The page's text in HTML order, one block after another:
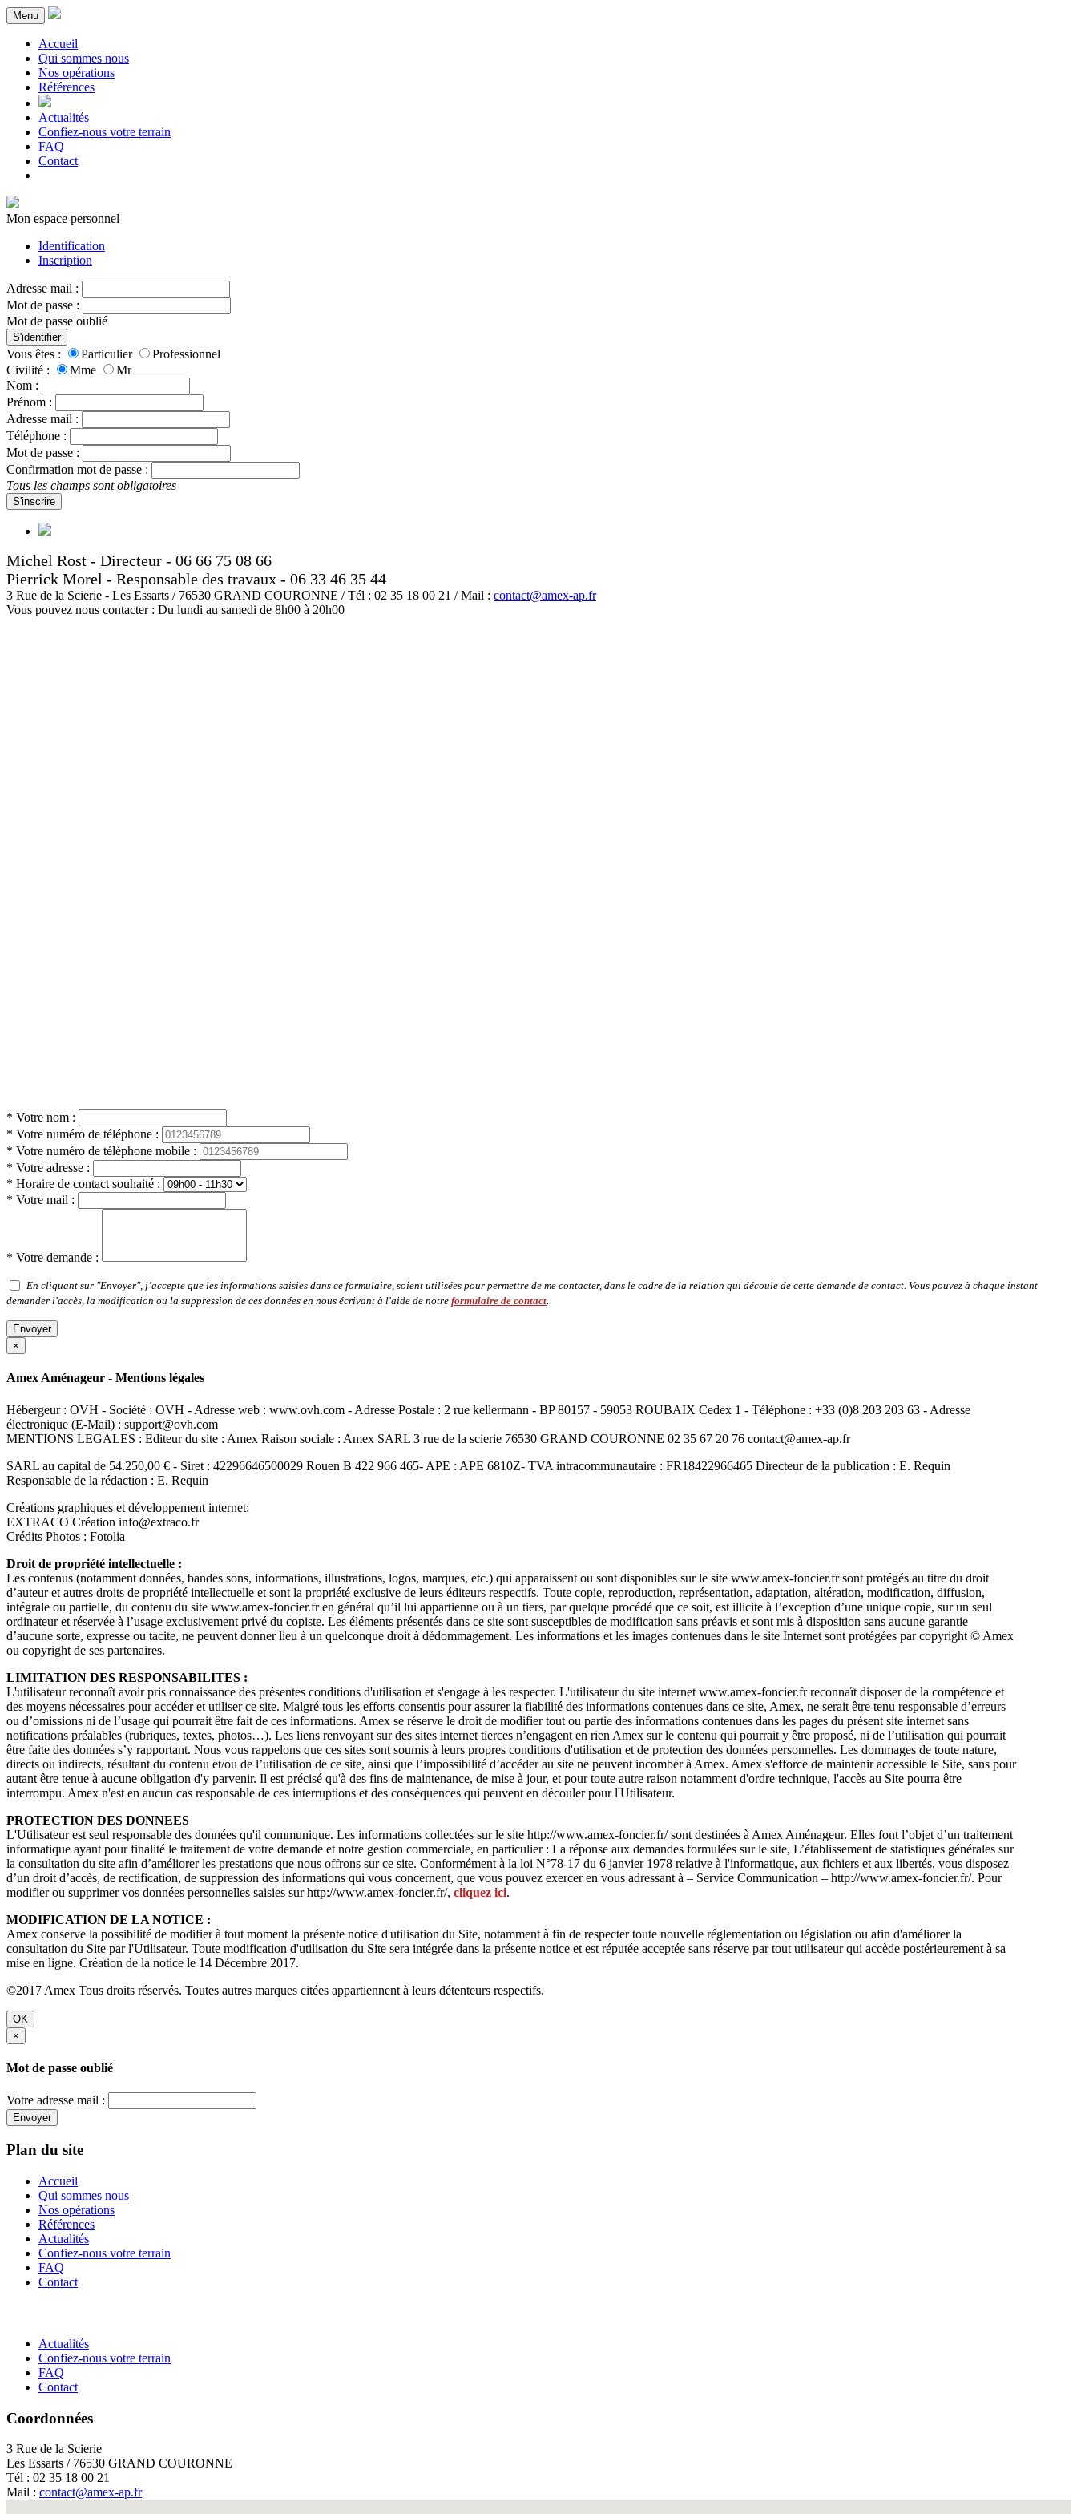
Menu
Accueil
Qui sommes nous
Nos opérations
Références
Actualités
Confiez-nous votre terrain
FAQ
Contact
Mon espace personnel
Identification
Inscription
Adresse mail :
Mot de passe :
Mot de passe oublié
S'identifier
Vous êtes : Particulier
Professionnel
Civilité :
Mme
Mr
Nom :
Prénom :
Adresse mail :
Téléphone :
Mot de passe :
Confirmation mot de passe :
Tous les champs sont obligatoires
S'inscrire
Michel Rost - Directeur - 06 66 75 08 66
Pierrick Morel - Responsable des travaux - 06 33 46 35 44
3 Rue de la Scierie - Les Essarts / 76530 GRAND COURONNE / Tél : 02 35 18 00 21 / Mail : contact@amex-ap.fr
Vous pouvez nous contacter : Du lundi au samedi de 8h00 à 20h00
* Votre nom :
* Votre numéro de téléphone :
* Votre numéro de téléphone mobile :
* Votre adresse :
* Horaire de contact souhaité :
* Votre mail :
* Votre demande :
En cliquant sur "Envoyer", j’accepte que les informations saisies dans ce formulaire, soient utilisées pour permettre de me contacter, dans le cadre de la relation qui découle de cette demande de contact. Vous pouvez à chaque instant
demander l'accès, la modification ou la suppression de ces données en nous écrivant à l'aide de notre formulaire de contact.
Envoyer
×
Amex Aménageur - Mentions légales
Hébergeur : OVH - Société : OVH - Adresse web : www.ovh.com - Adresse Postale : 2 rue kellermann - BP 80157 - 59053 ROUBAIX Cedex 1 - Téléphone : +33 (0)8 203 203 63 - Adresse
électronique (E-Mail) : support@ovh.com
MENTIONS LEGALES : Editeur du site : Amex Raison sociale : Amex SARL 3 rue de la scierie 76530 GRAND COURONNE 02 35 67 20 76 contact@amex-ap.fr
SARL au capital de 54.250,00 € - Siret : 42296646500029 Rouen B 422 966 465- APE : APE 6810Z- TVA intracommunautaire : FR18422966465 Directeur de la publication : E. Requin
Responsable de la rédaction : E. Requin
Créations graphiques et développement internet:
EXTRACO Création info@extraco.fr
Crédits Photos : Fotolia
Droit de propriété intellectuelle :
Les contenus (notamment données, bandes sons, informations, illustrations, logos, marques, etc.) qui apparaissent ou sont disponibles sur le site www.amex-foncier.fr sont protégés au titre du droit
d’auteur et autres droits de propriété intellectuelle et sont la propriété exclusive de leurs éditeurs respectifs. Toute copie, reproduction, représentation, adaptation, altération, modification, diffusion,
intégrale ou partielle, du contenu du site www.amex-foncier.fr en général qu’il lui appartienne ou à un tiers, par quelque procédé que ce soit, est illicite à l’exception d’une unique copie, sur un seul
ordinateur et réservée à l’usage exclusivement privé du copiste. Les éléments présentés dans ce site sont susceptibles de modification sans préavis et sont mis à disposition sans aucune garantie
d’aucune sorte, expresse ou tacite, ne peuvent donner lieu à un quelconque droit à dédommagement. Les informations et les images contenues dans le site Internet sont protégées par copyright © Amex
ou copyright de ses partenaires.
LIMITATION DES RESPONSABILITES :
L'utilisateur reconnaît avoir pris connaissance des présentes conditions d'utilisation et s'engage à les respecter. L'utilisateur du site internet www.amex-foncier.fr reconnaît disposer de la compétence et
des moyens nécessaires pour accéder et utiliser ce site. Malgré tous les efforts consentis pour assurer la fiabilité des informations contenues dans ce site, Amex, ne serait être tenu responsable d’erreurs
ou d’omissions ni de l’usage qui pourrait être fait de ces informations. Amex se réserve le droit de modifier tout ou partie des informations contenues dans les pages du présent site internet sans
notifications préalables (rubriques, textes, photos…). Les liens renvoyant sur des sites internet tierces n’engagent en rien Amex sur le contenu qui pourrait y être proposé, ni de l’utilisation qui pourrait
être faite des données s’y rapportant. Nous vous rappelons que ces sites sont soumis à leurs propres conditions d'utilisation et de protection des données personnelles. Les dommages de toute nature,
directs ou indirects, résultant du contenu et/ou de l’utilisation de ce site, ainsi que l’impossibilité d’accéder au site ne peuvent incomber à Amex. Amex s'efforce de maintenir accessible le Site, sans pour
autant être tenue à aucune obligation d'y parvenir. Il est précisé qu'à des fins de maintenance, de mise à jour, et pour toute autre raison notamment d'ordre technique, l'accès au Site pourra être
interrompu. Amex n'est en aucun cas responsable de ces interruptions et des conséquences qui peuvent en découler pour l'Utilisateur.
PROTECTION DES DONNEES
L'Utilisateur est seul responsable des données qu'il communique. Les informations collectées sur le site http://www.amex-foncier.fr/ sont destinées à Amex Aménageur. Elles font l’objet d’un traitement
informatique ayant pour finalité le traitement de votre demande et notre gestion commerciale, en particulier : La réponse aux demandes formulées sur le site, L’établissement de statistiques générales sur
la consultation du site afin d’améliorer les prestations que nous offrons sur ce site. Conformément à la loi N°78-17 du 6 janvier 1978 relative à l'informatique, aux fichiers et aux libertés, vous disposez
d’un droit d’accès, de rectification, de suppression des informations qui vous concernent, que vous pouvez exercer en vous adressant à – Service Communication – http://www.amex-foncier.fr/. Pour
modifier ou supprimer vos données personnelles saisies sur http://www.amex-foncier.fr/, cliquez ici.
MODIFICATION DE LA NOTICE :
Amex conserve la possibilité de modifier à tout moment la présente notice d'utilisation du Site, notamment à fin de respecter toute nouvelle réglementation ou législation ou afin d'améliorer la
consultation du Site par l'Utilisateur. Toute modification d'utilisation du Site sera intégrée dans la présente notice et est réputée acceptée sans réserve par tout utilisateur qui accède postérieurement à sa
mise en ligne. Création de la notice le 14 Décembre 2017.
©2017 Amex Tous droits réservés. Toutes autres marques citées appartiennent à leurs détenteurs respectifs.
OK
×
Mot de passe oublié
Votre adresse mail :
Envoyer
Plan du site
Accueil
Qui sommes nous
Nos opérations
Références
Actualités
Confiez-nous votre terrain
FAQ
Contact
Actualités
Confiez-nous votre terrain
FAQ
Contact
Coordonnées
3 Rue de la Scierie
Les Essarts / 76530 GRAND COURONNE
Tél : 02 35 18 00 21
Mail : contact@amex-ap.fr